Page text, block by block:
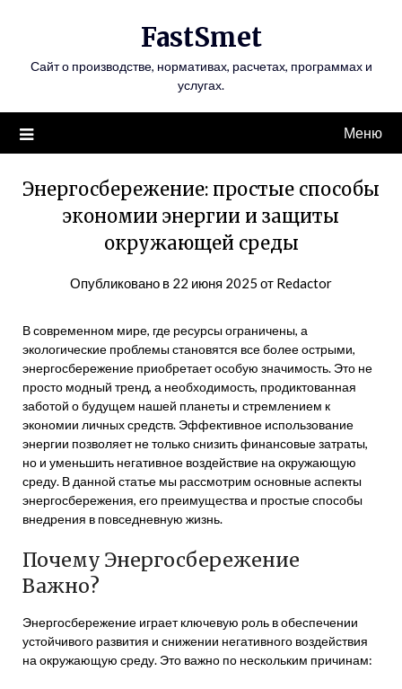
FastSmet
Сайт о производстве, нормативах, расчетах, программах и
услугах.
Меню
Энергосбережение: простые способы
экономии энергии и защиты
окружающей среды
Опубликовано в 22 июня 2025 от Redactor
В современном мире, где ресурсы ограничены, а
экологические проблемы становятся все более острыми,
энергосбережение приобретает особую значимость. Это не
просто модный тренд, а необходимость, продиктованная
заботой о будущем нашей планеты и стремлением к
экономии личных средств. Эффективное использование
энергии позволяет не только снизить финансовые затраты,
но и уменьшить негативное воздействие на окружающую
среду. В данной статье мы рассмотрим основные аспекты
энергосбережения, его преимущества и простые способы
внедрения в повседневную жизнь.
Почему Энергосбережение
Важно?
Энергосбережение играет ключевую роль в обеспечении
устойчивого развития и снижении негативного воздействия
на окружающую среду. Это важно по нескольким причинам: